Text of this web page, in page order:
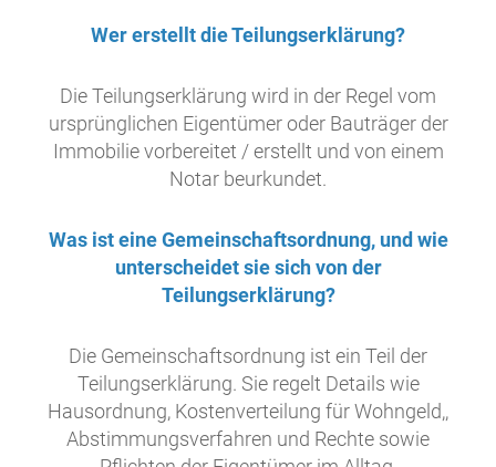
Wer erstellt die Teilungserklärung?
Die Teilungserklärung wird in der Regel vom
ursprünglichen Eigentümer oder Bauträger der
Immobilie vorbereitet / erstellt und von einem
Notar beurkundet.
Was ist eine Gemeinschaftsordnung, und wie
unterscheidet sie sich von der
Teilungserklärung?
Die Gemeinschaftsordnung ist ein Teil der
Teilungserklärung. Sie regelt Details wie
Hausordnung, Kostenverteilung für Wohngeld,,
Abstimmungsverfahren und Rechte sowie